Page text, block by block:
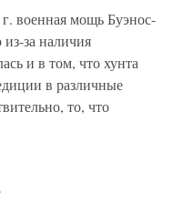
военная мощь Буэнос-
за наличия
и в том, что хунта
в различные
то, что